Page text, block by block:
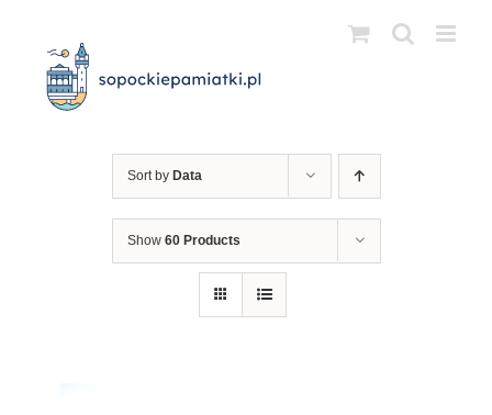
zawartości
Sort by Data
Show 60 Products